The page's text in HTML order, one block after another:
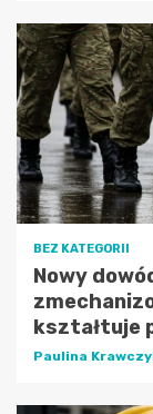
BEZ KATEGORII
Nowy
kształtuje
Paulina